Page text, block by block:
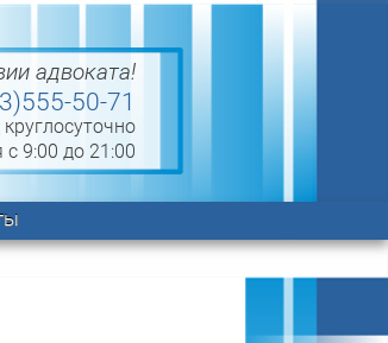
адвоката!
50-71
с 9:00 до 21:00